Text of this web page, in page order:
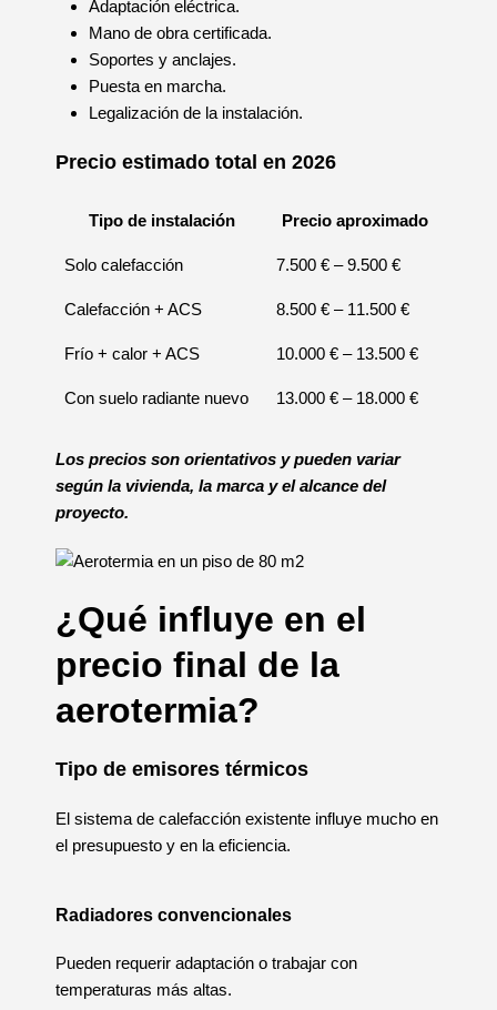
Adaptación eléctrica.
Mano de obra certificada.
Soportes y anclajes.
Puesta en marcha.
Legalización de la instalación.
Precio estimado total en 2026
Tipo de instalación Precio aproximado
Solo calefacción 7.500 € – 9.500 €
Calefacción + ACS 8.500 € – 11.500 €
Frío + calor + ACS 10.000 € – 13.500 €
Con suelo radiante nuevo 13.000 € – 18.000 €
Los precios son orientativos y pueden variar
según la vivienda, la marca y el alcance del
proyecto.
¿Qué influye en el
precio final de la
aerotermia?
Tipo de emisores térmicos
El sistema de calefacción existente influye mucho en
el presupuesto y en la eficiencia.
Radiadores convencionales
Pueden requerir adaptación o trabajar con
temperaturas más altas.